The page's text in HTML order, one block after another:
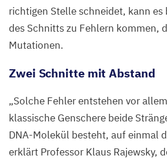
richtigen Stelle schneidet, kann es
des Schnitts zu Fehlern kommen,
Mutationen.
Zwei Schnitte mit Abstand
„Solche Fehler entstehen vor
klassische Genschere beide
DNA-Molekül besteht, auf einmal
erklärt Professor Klaus Rajewsky,